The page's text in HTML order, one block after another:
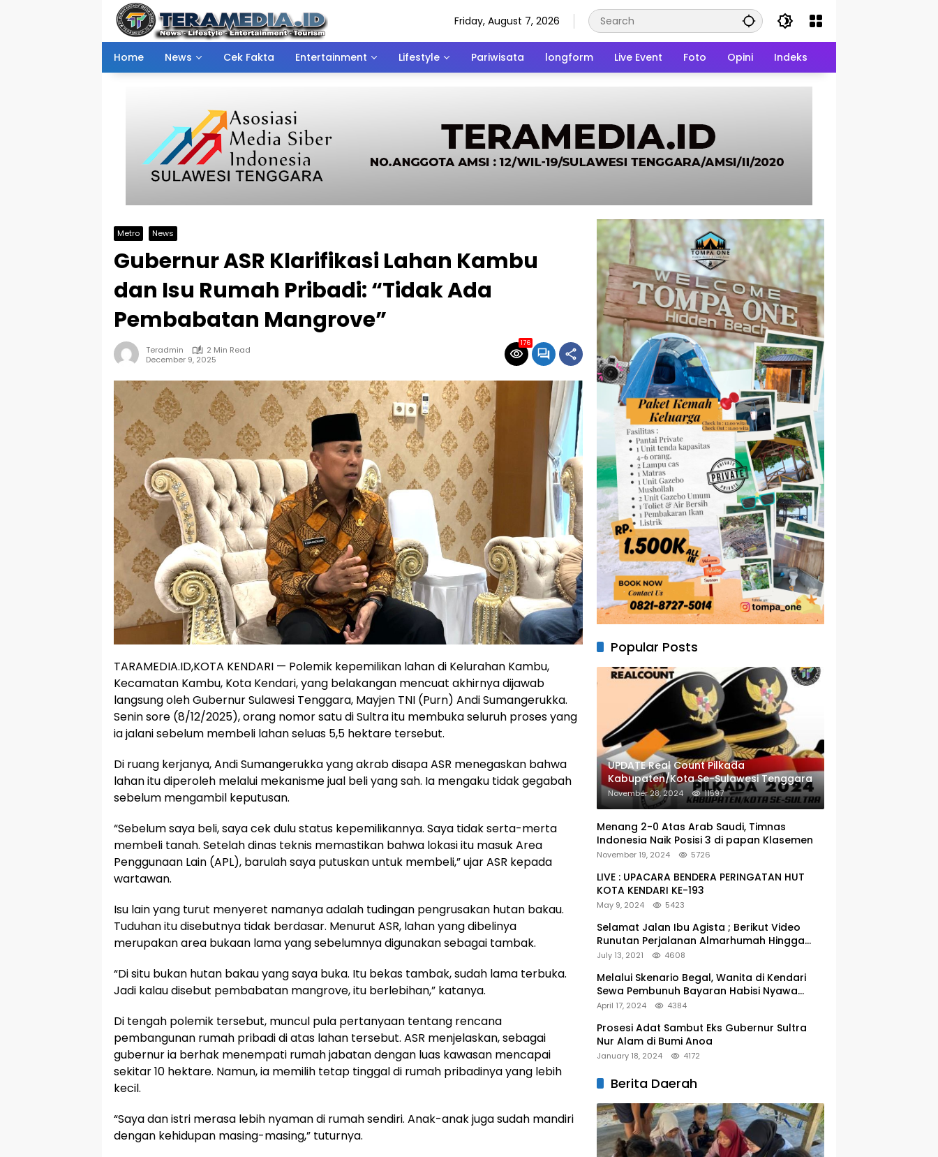
Friday, August 7, 2026
Home News Cek Fakta Entertainment Lifestyle Pariwisata longform Live Event Foto Opini Indeks
Metro News
Gubernur ASR Klarifikasi Lahan Kambu
dan Isu Rumah Pribadi: “Tidak Ada
Pembabatan Mangrove”
Teradmin
2 Min Read
December 9, 2025
176
TARAMEDIA.ID,KOTA KENDARI — Polemik kepemilikan lahan di Kelurahan Kambu,
Kecamatan Kambu, Kota Kendari, yang belakangan mencuat akhirnya dijawab
langsung oleh Gubernur Sulawesi Tenggara, Mayjen TNI (Purn) Andi Sumangerukka.
Senin sore (8/12/2025), orang nomor satu di Sultra itu membuka seluruh proses yang
ia jalani sebelum membeli lahan seluas 5,5 hektare tersebut.
Di ruang kerjanya, Andi Sumangerukka yang akrab disapa ASR menegaskan bahwa
lahan itu diperoleh melalui mekanisme jual beli yang sah. Ia mengaku tidak gegabah
sebelum mengambil keputusan.
“Sebelum saya beli, saya cek dulu status kepemilikannya. Saya tidak serta-merta
membeli tanah. Setelah dinas teknis memastikan bahwa lokasi itu masuk Area
Penggunaan Lain (APL), barulah saya putuskan untuk membeli,” ujar ASR kepada
wartawan.
Isu lain yang turut menyeret namanya adalah tudingan pengrusakan hutan bakau.
Tuduhan itu disebutnya tidak berdasar. Menurut ASR, lahan yang dibelinya
merupakan area bukaan lama yang sebelumnya digunakan sebagai tambak.
“Di situ bukan hutan bakau yang saya buka. Itu bekas tambak, sudah lama terbuka.
Jadi kalau disebut pembabatan mangrove, itu berlebihan,” katanya.
Di tengah polemik tersebut, muncul pula pertanyaan tentang rencana
pembangunan rumah pribadi di atas lahan tersebut. ASR menjelaskan, sebagai
gubernur ia berhak menempati rumah jabatan dengan luas kawasan mencapai
sekitar 10 hektare. Namun, ia memilih tetap tinggal di rumah pribadinya yang lebih
kecil.
“Saya dan istri merasa lebih nyaman di rumah sendiri. Anak-anak juga sudah mandiri
dengan kehidupan masing-masing,” tuturnya.
Popular Posts
UPDATE Real Count Pilkada
Kabupaten/Kota Se-Sulawesi Tenggara
November 28, 2024 11597
Menang 2-0 Atas Arab Saudi, Timnas
Indonesia Naik Posisi 3 di papan Klasemen
November 19, 2024 5726
LIVE : UPACARA BENDERA PERINGATAN HUT
KOTA KENDARI KE-193
May 9, 2024 5423
Selamat Jalan Ibu Agista ; Berikut Video
Runutan Perjalanan Almarhumah Hingga
Menuju Peristirahatan Terakhir
July 13, 2021 4608
Melalui Skenario Begal, Wanita di Kendari
Sewa Pembunuh Bayaran Habisi Nyawa
Mertuanya
April 17, 2024 4384
Prosesi Adat Sambut Eks Gubernur Sultra
Nur Alam di Bumi Anoa
January 18, 2024 4172
Berita Daerah